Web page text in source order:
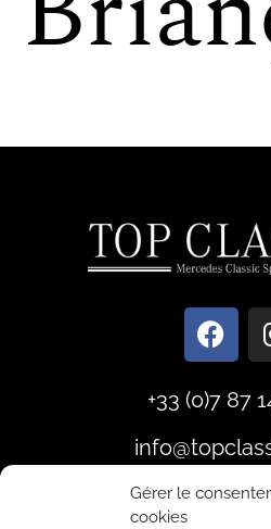
Gérer le
cookies
+33 (0)7 87
© 2025Topclassics–